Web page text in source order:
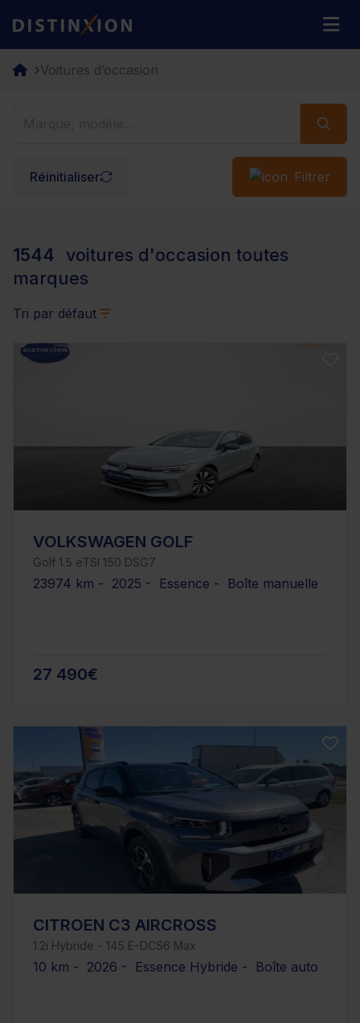
Distinxion
Voitures d’occasion
Réinitialiser Filtrer
1544
voitures d'occasion toutes
marques
Tri par défaut
VOLKSWAGEN GOLF
Golf 1.5 eTSI 150 DSG7
23974 km - 2025 - Essence - Boîte manuelle
27 490€
CITROEN C3 AIRCROSS
1.2i Hybride - 145 E-DCS6 Max
10 km - 2026 - Essence Hybride - Boîte auto